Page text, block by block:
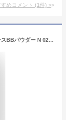
めコメント (1件) >
「ポイント10倍 4月1日」 毛穴パテ職人 エッセンスBBパウダー N 02：ナチュラルベージュ 10g フェイスパウダー アットコスメ